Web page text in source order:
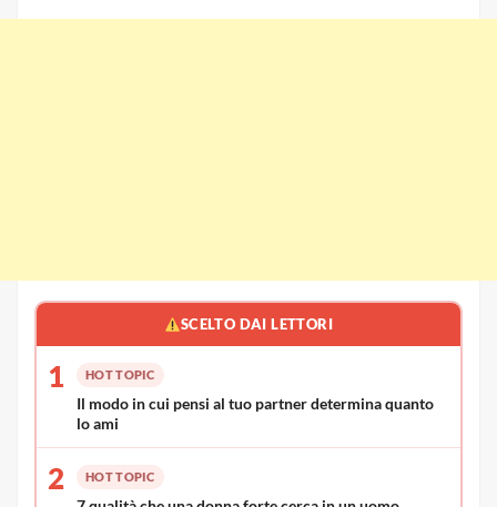
SCELTO DAI LETTORI
1 HOT TOPIC
Il modo in cui pensi al tuo partner determina quanto
lo ami
2 HOT TOPIC